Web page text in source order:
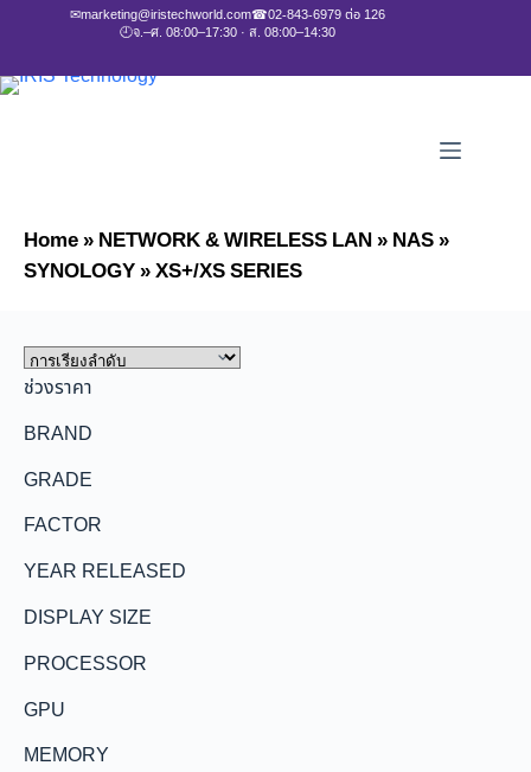
✉marketing@iristechworld.com☎02-843-6979 ต่อ 126
🕘จ.–ศ. 08:00–17:30 · ส. 08:00–14:30
Home»NETWORK & WIRELESS LAN»NAS»
SYNOLOGY»XS+/XS SERIES
ช่วงราคา
BRAND
GRADE
FACTOR
YEAR RELEASED
DISPLAY SIZE
PROCESSOR
GPU
MEMORY